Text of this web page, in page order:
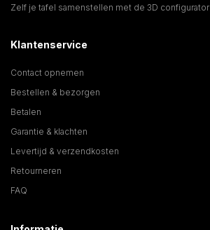
Zelf je tafel samenstellen met de 3D configurator
Klantenservice
Contact opnemen
Bestellen & bezorgen
Betalen
Garantie & klachten
Levertijd & verzendkosten
Retourneren
FAQ